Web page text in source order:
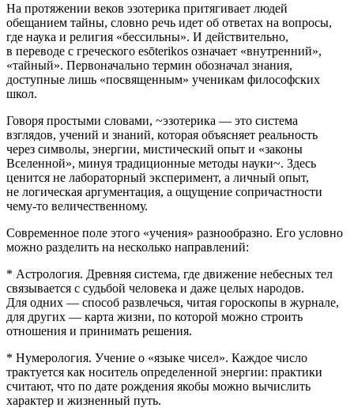
На протяжении веков эзотерика притягивает людей
обещанием тайны, словно речь идет об ответах на вопросы,
где наука и религия «бессильны». И действительно,
в переводе с греческого esōterikos означает «внутренний»,
«тайный». Первоначально термин обозначал знания,
доступные лишь «посвященным» ученикам философских
школ.
Говоря простыми словами, ~эзотерика — это система
взглядов, учений и знаний, которая объясняет реальность
через символы, энергии, мистический опыт и «законы
Вселенной», минуя традиционные методы науки~. Здесь
ценится не лабораторный эксперимент, а личный опыт,
не логическая аргументация, а ощущение сопричастности
чему-то величественному.
Современное поле этого «учения» разнообразно. Его условно
можно разделить на несколько направлений:
* Астрология. Древняя система, где движение небесных тел
связывается с судьбой человека и даже целых народов.
Для одних — способ развлечься, читая гороскопы в журнале,
для других — карта жизни, по которой можно строить
отношения и принимать решения.
* Нумерология. Учение о «языке чисел». Каждое число
трактуется как носитель определенной энергии: практики
считают, что по дате рождения якобы можно вычислить
характер и жизненный путь.